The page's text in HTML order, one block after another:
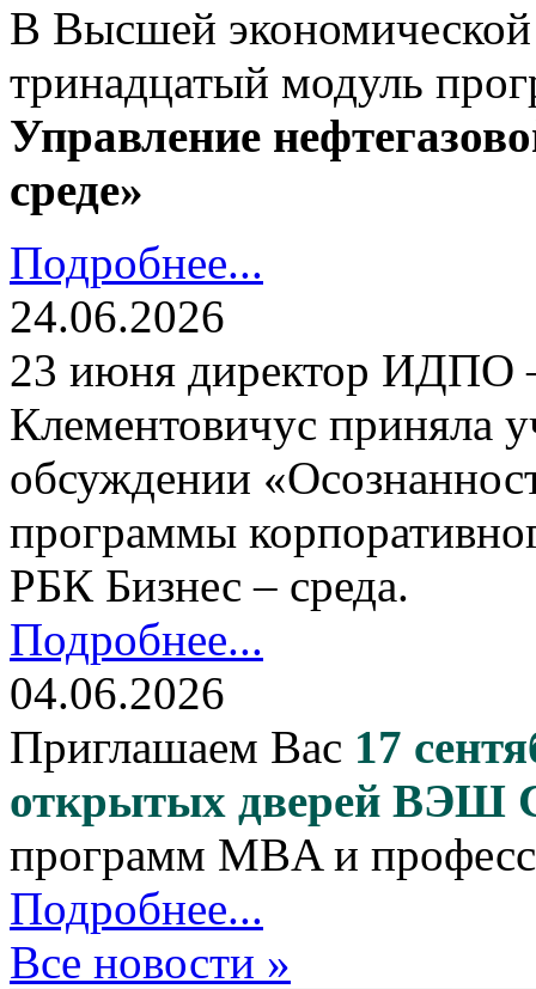
В Высшей
тринадцатый модуль
Управление
среде»
Подробнее...
24.06.2026
23 июня директор
Клементовичус приняла
обсуждении
программы
РБК Бизнес – среда.
Подробнее...
04.06.2026
Приглашаем Вас 17
открытых дверей ВЭШ
программ MBA и
Подробнее...
Все новости »